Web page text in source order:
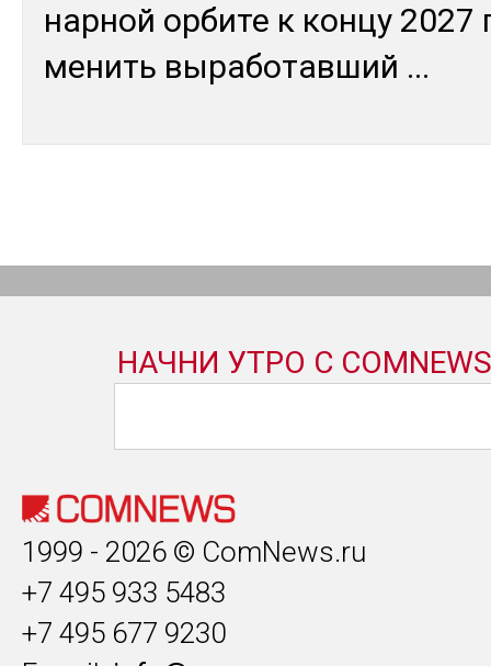
нар­ной ор­би­те к кон­цу 2027
менить вы­рабо­тав­ший ...
1999 - 2026 © ComNews.ru
+7 495 933 5483
+7 495 677 9230